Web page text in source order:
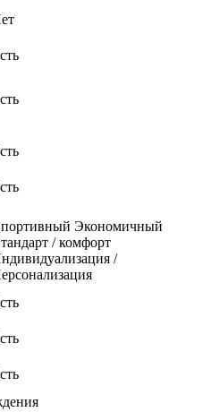
Экономичный
/ комфорт
/